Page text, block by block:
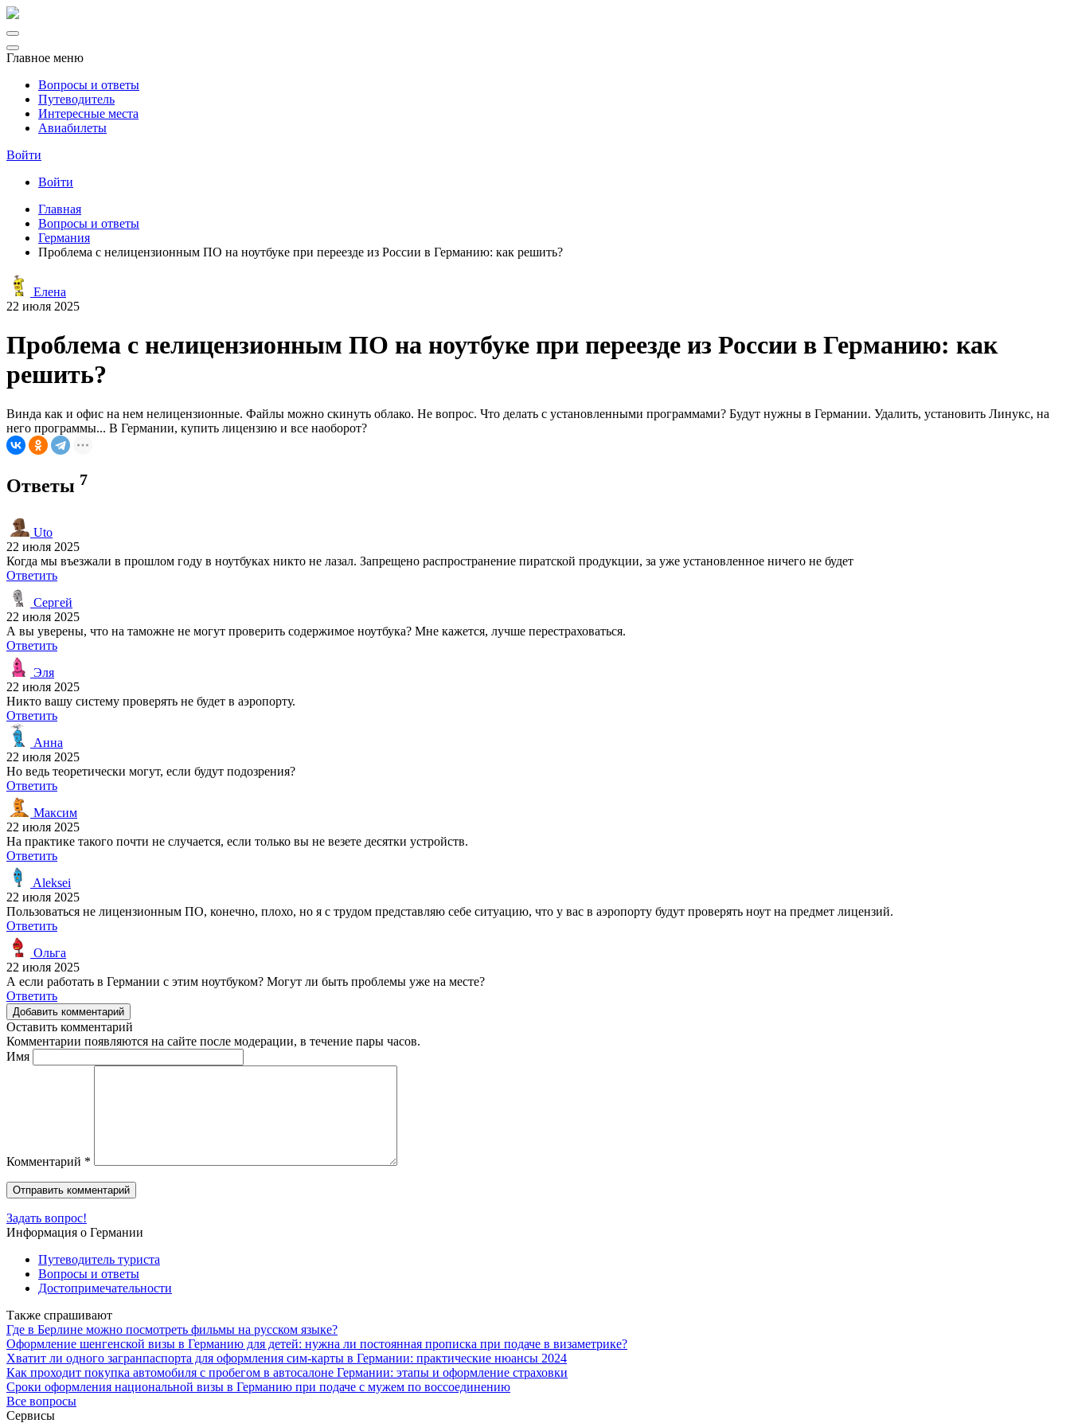
Главное меню
Вопросы и ответы
Путеводитель
Интересные места
Авиабилеты
Войти
Войти
Главная
Вопросы и ответы
Германия
Проблема с нелицензионным ПО на ноутбуке при переезде из России в Германию: как решить?
Елена
22 июля 2025
Проблема с нелицензионным ПО на ноутбуке при переезде из России в Германию: как
решить?
Винда как и офис на нем нелицензионные. Файлы можно скинуть облако. Не вопрос. Что делать с установленными программами? Будут нужны в Германии. Удалить, установить Линукс, на
него программы... В Германии, купить лицензию и все наоборот?
Ответы 7
Uto
22 июля 2025
Когда мы въезжали в прошлом году в ноутбуках никто не лазал. Запрещено распространение пиратской продукции, за уже установленное ничего не будет
Ответить
Сергей
22 июля 2025
А вы уверены, что на таможне не могут проверить содержимое ноутбука? Мне кажется, лучше перестраховаться.
Ответить
Эля
22 июля 2025
Никто вашу систему проверять не будет в аэропорту.
Ответить
Анна
22 июля 2025
Но ведь теоретически могут, если будут подозрения?
Ответить
Максим
22 июля 2025
На практике такого почти не случается, если только вы не везете десятки устройств.
Ответить
Aleksei
22 июля 2025
Пользоваться не лицензионным ПО, конечно, плохо, но я с трудом представляю себе ситуацию, что у вас в аэропорту будут проверять ноут на предмет лицензий.
Ответить
Ольга
22 июля 2025
А если работать в Германии с этим ноутбуком? Могут ли быть проблемы уже на месте?
Ответить
Добавить комментарий
Оставить комментарий
Комментарии появляются на сайте после модерации, в течение пары часов.
Имя
Комментарий *
Задать вопрос!
Информация о Германии
Путеводитель туриста
Вопросы и ответы
Достопримечательности
Также спрашивают
Где в Берлине можно посмотреть фильмы на русском языке?
Оформление шенгенской визы в Германию для детей: нужна ли постоянная прописка при подаче в визаметрике?
Хватит ли одного загранпаспорта для оформления сим-карты в Германии: практические нюансы 2024
Как проходит покупка автомобиля с пробегом в автосалоне Германии: этапы и оформление страховки
Сроки оформления национальной визы в Германию при подаче с мужем по воссоединению
Все вопросы
Сервисы